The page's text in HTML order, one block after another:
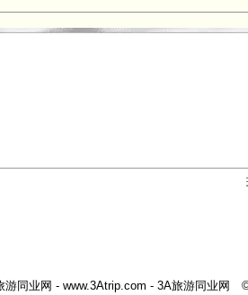
游同业网 - www.3Atrip.com - 3A旅游同业